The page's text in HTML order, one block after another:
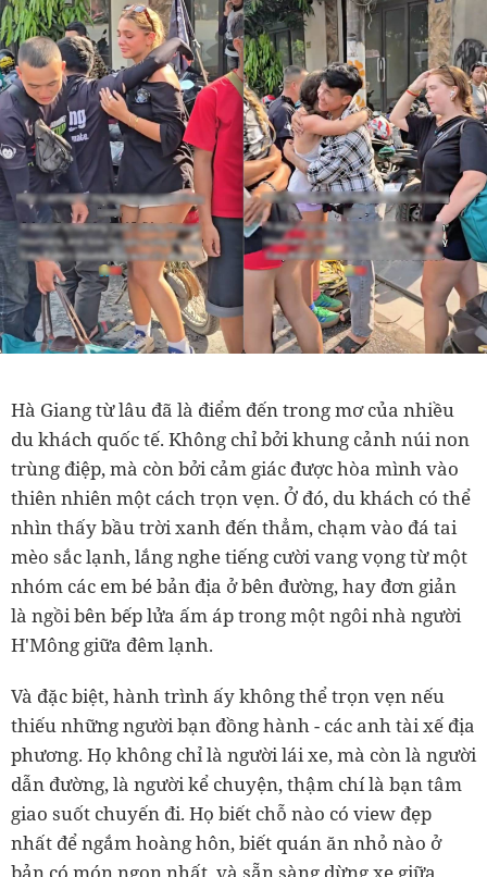
Hà Giang từ lâu đã là điểm đến trong mơ của nhiều
du khách quốc tế. Không chỉ bởi khung cảnh núi non
trùng điệp, mà còn bởi cảm giác được hòa mình vào
thiên nhiên một cách trọn vẹn. Ở đó, du khách có thể
nhìn thấy bầu trời xanh đến thẳm, chạm vào đá tai
mèo sắc lạnh, lắng nghe tiếng cười vang vọng từ một
nhóm các em bé bản địa ở bên đường, hay đơn giản
là ngồi bên bếp lửa ấm áp trong một ngôi nhà người
H'Mông giữa đêm lạnh.
Và đặc biệt, hành trình ấy không thể trọn vẹn nếu
thiếu những người bạn đồng hành - các anh tài xế địa
phương. Họ không chỉ là người lái xe, mà còn là người
dẫn đường, là người kể chuyện, thậm chí là bạn tâm
giao suốt chuyến đi. Họ biết chỗ nào có view đẹp
nhất để ngắm hoàng hôn, biết quán ăn nhỏ nào ở
bản có món ngon nhất, và sẵn sàng dừng xe giữa